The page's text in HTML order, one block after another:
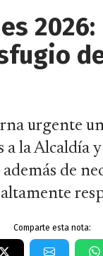
urgente
a la Alcaldía
de
Comparte esta nota: